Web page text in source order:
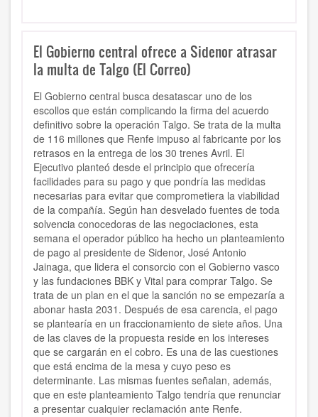
El Gobierno central ofrece a Sidenor atrasar
la multa de Talgo (El Correo)
El Gobierno central busca desatascar uno de los
escollos que están complicando la firma del acuerdo
definitivo sobre la operación Talgo. Se trata de la multa
de 116 millones que Renfe impuso al fabricante por los
retrasos en la entrega de los 30 trenes Avril. El
Ejecutivo planteó desde el principio que ofrecería
facilidades para su pago y que pondría las medidas
necesarias para evitar que comprometiera la viabilidad
de la compañía. Según han desvelado fuentes de toda
solvencia conocedoras de las negociaciones, esta
semana el operador público ha hecho un planteamiento
de pago al presidente de Sidenor, José Antonio
Jainaga, que lidera el consorcio con el Gobierno vasco
y las fundaciones BBK y Vital para comprar Talgo. Se
trata de un plan en el que la sanción no se empezaría a
abonar hasta 2031. Después de esa carencia, el pago
se plantearía en un fraccionamiento de siete años. Una
de las claves de la propuesta reside en los intereses
que se cargarán en el cobro. Es una de las cuestiones
que está encima de la mesa y cuyo peso es
determinante. Las mismas fuentes señalan, además,
que en este planteamiento Talgo tendría que renunciar
a presentar cualquier reclamación ante Renfe.